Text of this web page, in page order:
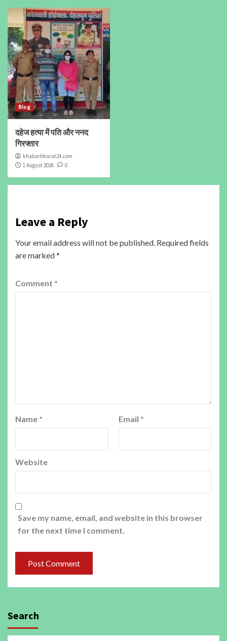
Blog
दहेज हत्या में पति और ननद
गिरफ्तार
khabarbharat24.com
1 August 2026
0
Leave a Reply
Your email address will not be published. Required fields
are marked*
Comment *
Name * Email *
Website
Save my name, email, and website in this browser
for the next time I comment.
Search